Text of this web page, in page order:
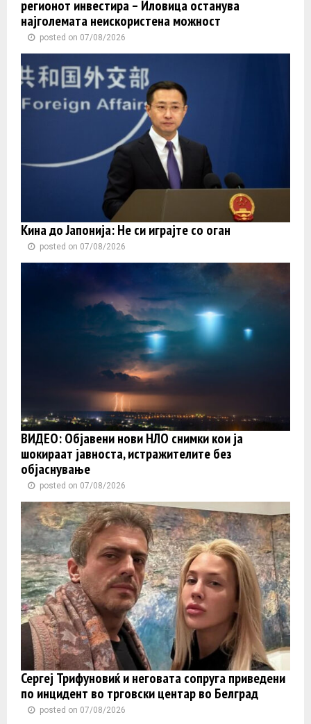
регионот инвестира – Иловица останува
најголемата неискористена можност
posted on 07/08/2026
Кина до Јапонија: Не си играјте со оган
posted on 07/08/2026
ВИДЕО: Објавени нови НЛО снимки кои ја
шокираат јавноста, истражителите без
објаснување
posted on 07/08/2026
Сергеј Трифуновиќ и неговата сопруга приведени
по инцидент во трговски центар во Белград
posted on 07/08/2026